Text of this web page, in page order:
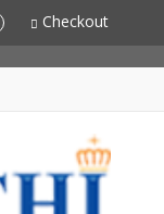
Checkout